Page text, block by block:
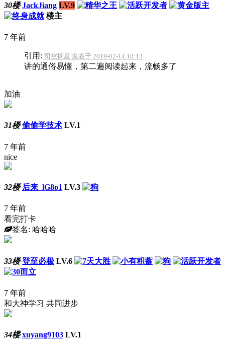
30楼 JackJiang LV.9
楼主
7 年前
引用: 司空摘星 发表于 2019-02-14 10:13
讲的通俗易懂，第二遍阅读起来，流畅多了
加油
31楼 偷偷学技术 LV.1
7 年前
nice
32楼 后来_lG8o1 LV.3
7 年前
看完打卡
签名: 哈哈哈
33楼 登至必极 LV.6
7 年前
和大神学习 共同进步
34楼 xuyang9103 LV.1